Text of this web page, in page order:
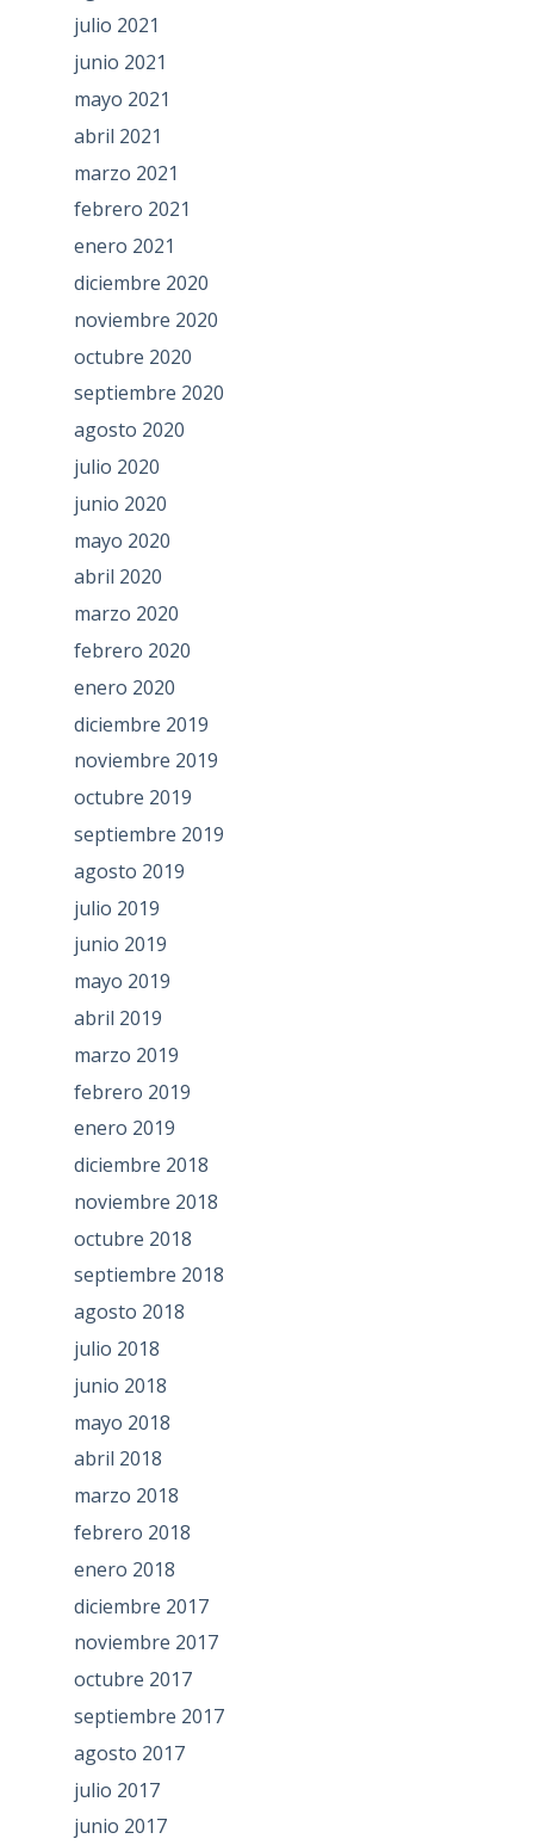
julio 2021
junio 2021
mayo 2021
abril 2021
marzo 2021
febrero 2021
enero 2021
diciembre 2020
noviembre 2020
octubre 2020
septiembre 2020
agosto 2020
julio 2020
junio 2020
mayo 2020
abril 2020
marzo 2020
febrero 2020
enero 2020
diciembre 2019
noviembre 2019
octubre 2019
septiembre 2019
agosto 2019
julio 2019
junio 2019
mayo 2019
abril 2019
marzo 2019
febrero 2019
enero 2019
diciembre 2018
noviembre 2018
octubre 2018
septiembre 2018
agosto 2018
julio 2018
junio 2018
mayo 2018
abril 2018
marzo 2018
febrero 2018
enero 2018
diciembre 2017
noviembre 2017
octubre 2017
septiembre 2017
agosto 2017
julio 2017
junio 2017